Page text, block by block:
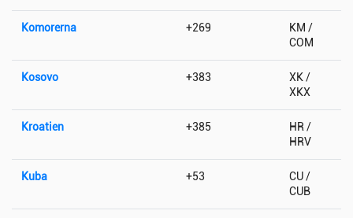
Komorerna +269
KM /
COM
Kosovo +383
XK /
XKX
Kroatien +385
HR /
HRV
Kuba +53
CU /
CUB